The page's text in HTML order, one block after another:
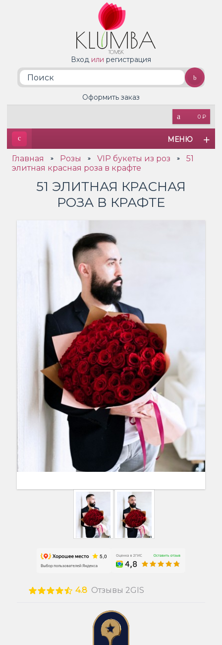
Вход или регистрация
0 ₽
Оформить заказ
МЕНЮ
Главная » Розы » VIP букеты из роз »
51
элитная красная роза в крафте
51 ЭЛИТНАЯ КРАСНАЯ
РОЗА В КРАФТЕ
4.8 Отзывы 2GIS